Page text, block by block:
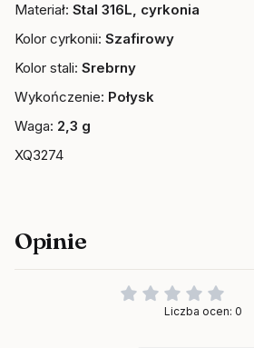
Materiał: Stal 316L, cyrkonia
Kolor cyrkonii: Szafirowy
Kolor stali: Srebrny
Wykończenie: Połysk
Waga: 2,3 g
XQ3274
Opinie
Liczba ocen: 0